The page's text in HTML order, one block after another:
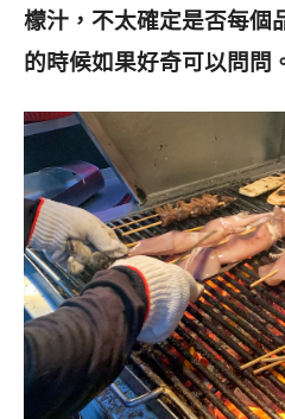
檬汁，不太確定是否每個
的時候如果好奇可以問問